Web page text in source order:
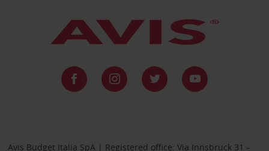
Avis Budget Italia SpA | Registered office: Via Innsbruck 31 –